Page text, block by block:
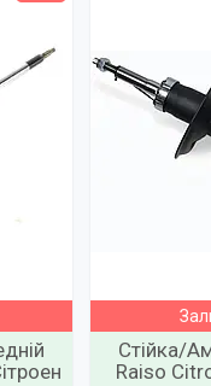
Стійка/
Raiso